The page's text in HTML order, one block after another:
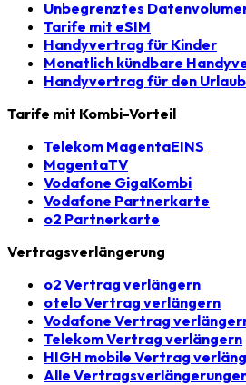
Unbegrenztes
Tarife mit eSIM
Handyvertrag für Kinder
Monatlich kündbare
Handyvertrag für den Urlaub
Tarife mit Kombi-Vorteil
Telekom MagentaEINS
MagentaTV
Vodafone GigaKombi
Vodafone Partnerkarte
o2 Partnerkarte
Vertragsverlängerung
o2 Vertrag verlängern
otelo Vertrag verlängern
Vodafone Vertrag
Telekom Vertrag verlängern
HIGH mobile Vertrag
Alle